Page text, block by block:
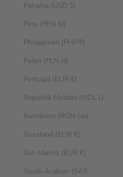
Panama (USD $)
Peru (PEN S/)
Philippinen (PHP ₱)
Polen (PLN zł)
Portugal (EUR €)
Republik Moldau (MDL L)
Rumänien (RON Lei)
Russland (EUR €)
San Marino (EUR €)
Saudi-Arabien (SAR